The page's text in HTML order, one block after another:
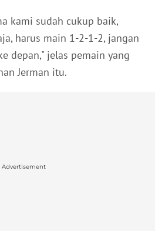
kami sudah cukup baik,
harus main 1-2-1-2, jangan
depan," jelas pemain yang
Jerman itu.
Advertisement